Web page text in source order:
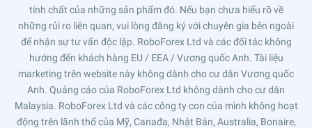
tính chất của những sản phẩm đó. Nếu bạn chưa hiểu rõ về
những rủi ro liên quan, vui lòng đăng ký với chuyên gia bên ngoài
để nhận sự tư vấn độc lập. RoboForex Ltd và các đối tác không
hướng đến khách hàng EU / EEA / Vương quốc Anh. Tài liệu
marketing trên website này không dành cho cư dân Vương quốc
Anh. Quảng cáo của RoboForex Ltd không dành cho cư dân
Malaysia. RoboForex Ltd và các công ty con của mình không hoạt
động trên lãnh thổ của Mỹ, Canađa, Nhật Bản, Australia, Bonaire,